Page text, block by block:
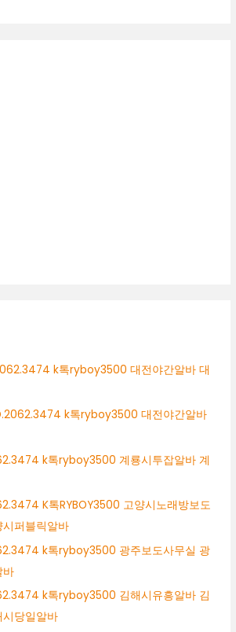
k톡ryboy3500 대전야간알바 대
k톡ryboy3500 대전야간알바
k톡ryboy3500 계룡시투잡알바 계
K톡RYBOY3500 고양시노래방보도
퍼블릭알바
k톡ryboy3500 광주보도사무실 광
바
k톡ryboy3500 김해시유흥알바 김
당일알바